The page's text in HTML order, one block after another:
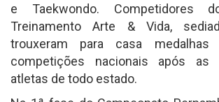
e Taekwondo. Competidores
Treinamento Arte & Vida,
trouxeram para casa
competições nacionais após as
atletas de todo estado.